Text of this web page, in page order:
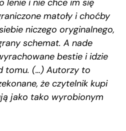
lenie i nie chce im się
matoły i choćby
niczego oryginalnego,
schemat. A nade
bestie i idzie
tomu. (…) Autorzy to
że czytelnik kupi
jako tako wyrobionym